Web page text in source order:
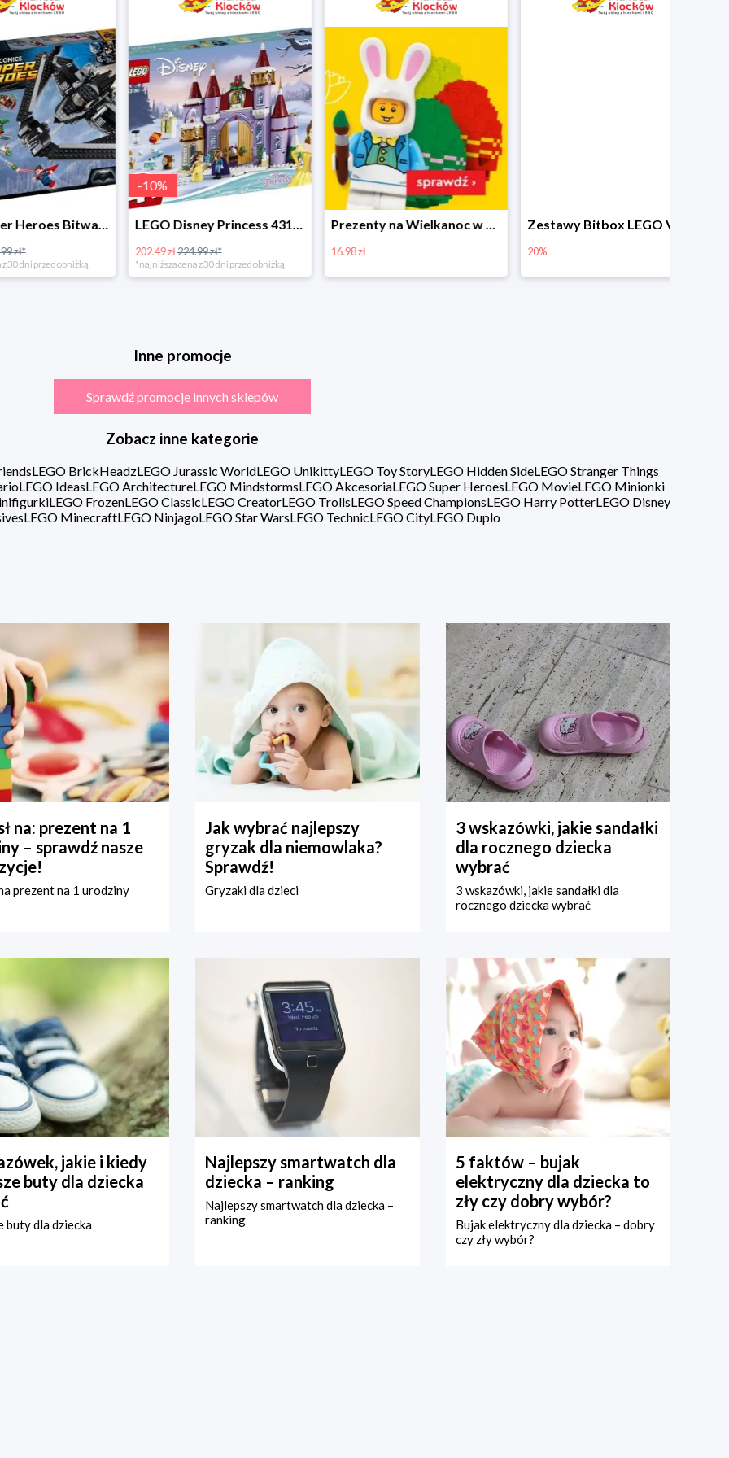
LEGO Super Heroes Bitwa powietrzna w super cenie
obniżką
-10%
LEGO Disney Princess 43180 Zimowe święto w zamku Belli
224.99 zł*
*najniższa cena z 30 dni przed obniżką
Prezenty na Wielkanoc w Planecie Klocków od 16,99 zł Zestawy Bitbox LEGO Vidiyo w Planecie Klocków -20%
Inne promocje
Sprawdź promocje innych sklepów
Zobacz inne kategorie
LEGO BrickHeadzLEGO Jurassic WorldLEGO UnikittyLEGO Toy StoryLEGO Hidden SideLEGO Stranger Things
LEGO IdeasLEGO ArchitectureLEGO MindstormsLEGO AkcesoriaLEGO Super HeroesLEGO MovieLEGO Minionki
LEGO FrozenLEGO ClassicLEGO CreatorLEGO TrollsLEGO Speed ChampionsLEGO Harry PotterLEGO Disney
LEGO MinecraftLEGO NinjagoLEGO Star WarsLEGO TechnicLEGO CityLEGO Duplo
na: prezent na 1
– sprawdź nasze
prezent na 1 urodziny
Jak wybrać najlepszy
gryzak dla niemowlaka?
Sprawdź!
Gryzaki dla dzieci
3 wskazówki, jakie sandałki
dla rocznego dziecka
wybrać
3 wskazówki, jakie sandałki dla
rocznego dziecka wybrać
jakie i kiedy
buty dla dziecka
buty dla dziecka
Najlepszy smartwatch dla
dziecka – ranking
Najlepszy smartwatch dla dziecka –
ranking
5 faktów – bujak
elektryczny dla dziecka to
zły czy dobry wybór?
Bujak elektryczny dla dziecka – dobry
czy zły wybór?